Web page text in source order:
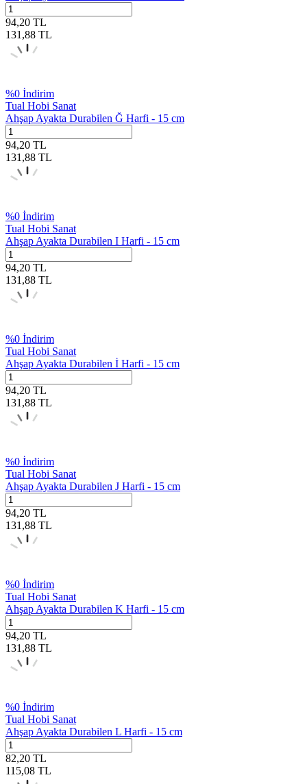
94,20 TL
131,88 TL
%0 İndirim
Tual Hobi Sanat
Ahşap Ayakta Durabilen Ğ Harfi - 15 cm
94,20 TL
131,88 TL
%0 İndirim
Tual Hobi Sanat
Ahşap Ayakta Durabilen I Harfi - 15 cm
94,20 TL
131,88 TL
%0 İndirim
Tual Hobi Sanat
Ahşap Ayakta Durabilen İ Harfi - 15 cm
94,20 TL
131,88 TL
%0 İndirim
Tual Hobi Sanat
Ahşap Ayakta Durabilen J Harfi - 15 cm
94,20 TL
131,88 TL
%0 İndirim
Tual Hobi Sanat
Ahşap Ayakta Durabilen K Harfi - 15 cm
94,20 TL
131,88 TL
%0 İndirim
Tual Hobi Sanat
Ahşap Ayakta Durabilen L Harfi - 15 cm
82,20 TL
115,08 TL